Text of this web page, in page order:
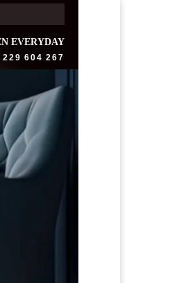
EVERYDAY
604 267